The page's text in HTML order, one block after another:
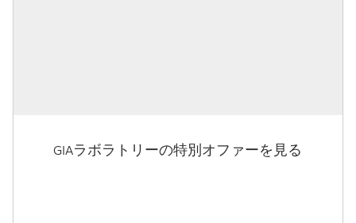
GIAラボラトリーの特別オファーを見る